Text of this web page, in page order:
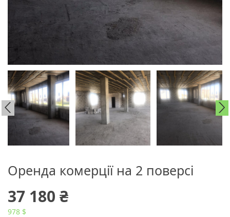
Оренда комерції на 2 поверсі
37 180 ₴
978 $